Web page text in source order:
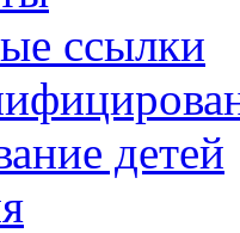
ссылки
детей